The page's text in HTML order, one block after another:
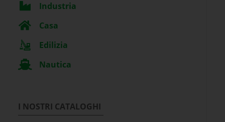
Industria
Casa
Edilizia
Nautica
I NOSTRI CATALOGHI